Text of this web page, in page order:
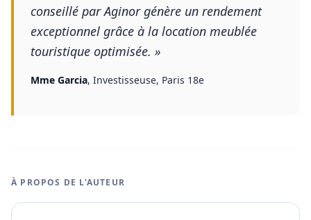
conseillé par Aginor génère un rendement
exceptionnel grâce à la location meublée
touristique optimisée. »
Mme Garcia, Investisseuse, Paris 18e
À PROPOS DE L'AUTEUR